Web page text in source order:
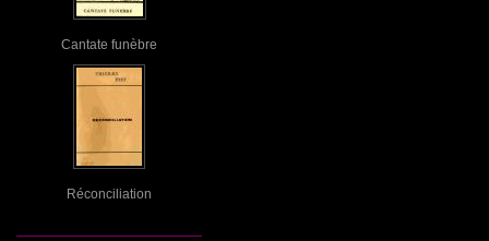
Cantate funèbre
Réconciliation